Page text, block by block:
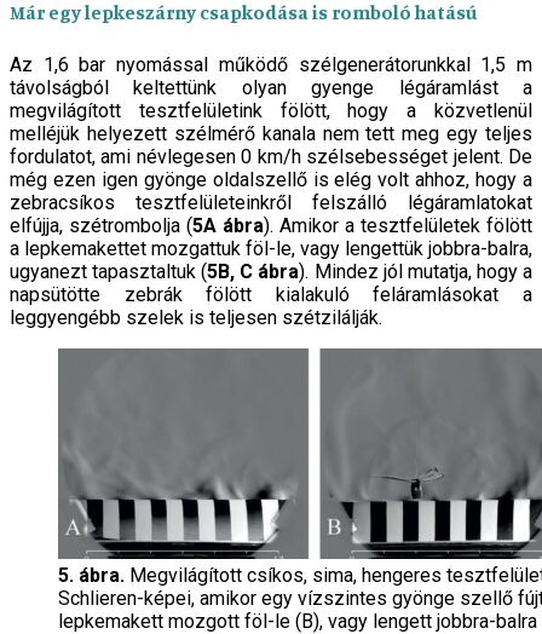
Már egy lepkeszárny csapkodása is romboló hatású
Az 1,6 bar nyomással működő szélgenerátorunkkal 1,5 m
távolságból keltettünk olyan gyenge légáram­lást a
megvilágított tesztfelületink fölött, hogy a közvetlenül
melléjük helyezett szélmérő kanala nem tett meg egy teljes
fordulatot, ami névlegesen 0 km/h szélsebességet jelent. De
még ezen igen gyönge oldal­szellő is elég volt ahhoz, hogy a
zebracsíkos teszt­felületeinkről felszálló légáramlatokat
elfújja, szét­rombolja (5A ábra). Amikor a tesztfelületek fölött
a lepkemakettet mozgattuk föl-le, vagy lengettük jobbra-balra,
ugyanezt tapasztaltuk (5B, C ábra). Mindez jól mutatja, hogy a
napsütötte zebrák fölött kialakuló feláramlásokat a
leggyengébb szelek is teljesen szétzilálják.
5. ábra. Megvilágított csíkos, sima, hengeres
Schlieren-képei, amikor egy vízszintes gyönge szellő
lepkemakett mozgott föl-le (B), vagy lengett jobbra-